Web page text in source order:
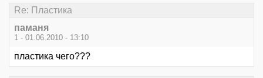
Re: Пластика
паманя
1 - 01.06.2010 - 13:10
пластика чего???